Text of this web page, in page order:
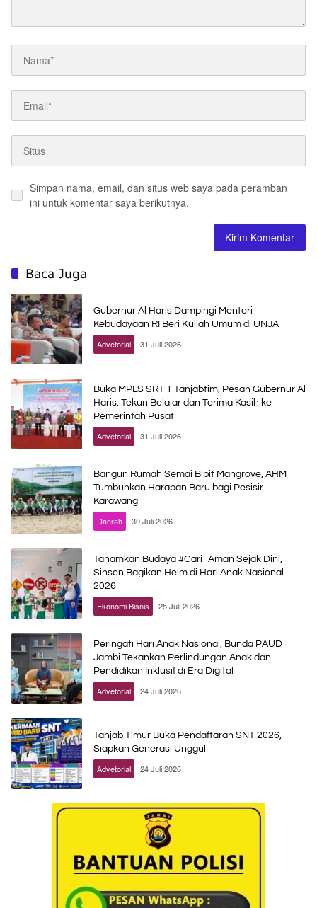
Simpan nama, email, dan situs web saya pada peramban
ini untuk komentar saya berikutnya.
Baca Juga
Gubernur Al Haris Dampingi Menteri
Kebudayaan RI Beri Kuliah Umum di UNJA
Advetorial 31 Juli 2026
Buka MPLS SRT 1 Tanjabtim, Pesan Gubernur Al
Haris: Tekun Belajar dan Terima Kasih ke
Pemerintah Pusat
Advetorial 31 Juli 2026
Bangun Rumah Semai Bibit Mangrove, AHM
Tumbuhkan Harapan Baru bagi Pesisir
Karawang
Daerah 30 Juli 2026
Tanamkan Budaya #Cari_Aman Sejak Dini,
Sinsen Bagikan Helm di Hari Anak Nasional
2026
Ekonomi Bisnis 25 Juli 2026
Peringati Hari Anak Nasional, Bunda PAUD
Jambi Tekankan Perlindungan Anak dan
Pendidikan Inklusif di Era Digital
Advetorial 24 Juli 2026
Tanjab Timur Buka Pendaftaran SNT 2026,
Siapkan Generasi Unggul
Advetorial 24 Juli 2026